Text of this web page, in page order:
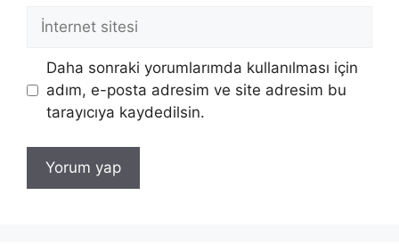
İnternet
Daha sonraki yorumlarımda kullanılması için
adım, e-posta adresim ve site adresim bu
tarayıcıya kaydedilsin.